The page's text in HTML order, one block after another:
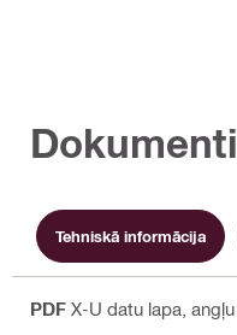
Dokumenti
Tehniskā informācija
PDF X-U datu lapa , angļu